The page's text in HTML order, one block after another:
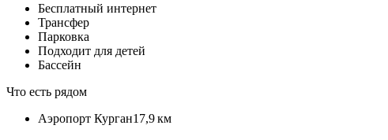
Бесплатный интернет
Трансфер
Парковка
Подходит для детей
Бассейн
Что есть рядом
Аэропорт Курган17,9 км